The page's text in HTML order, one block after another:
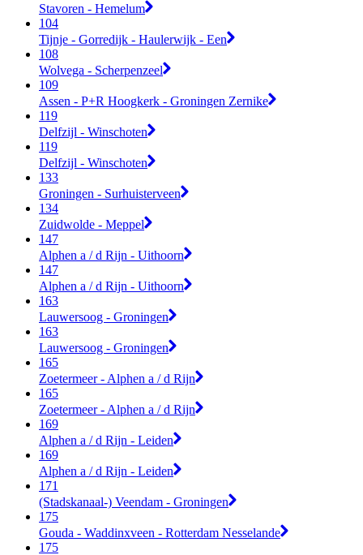
Stavoren - Hemelum
104
Tijnje - Gorredijk - Haulerwijk - Een
108
Wolvega - Scherpenzeel
109
Assen - P+R Hoogkerk - Groningen Zernike
119
Delfzijl - Winschoten
119
Delfzijl - Winschoten
133
Groningen - Surhuisterveen
134
Zuidwolde - Meppel
147
Alphen a / d Rijn - Uithoorn
147
Alphen a / d Rijn - Uithoorn
163
Lauwersoog - Groningen
163
Lauwersoog - Groningen
165
Zoetermeer - Alphen a / d Rijn
165
Zoetermeer - Alphen a / d Rijn
169
Alphen a / d Rijn - Leiden
169
Alphen a / d Rijn - Leiden
171
(Stadskanaal-) Veendam - Groningen
175
Gouda - Waddinxveen - Rotterdam Nesselande
175